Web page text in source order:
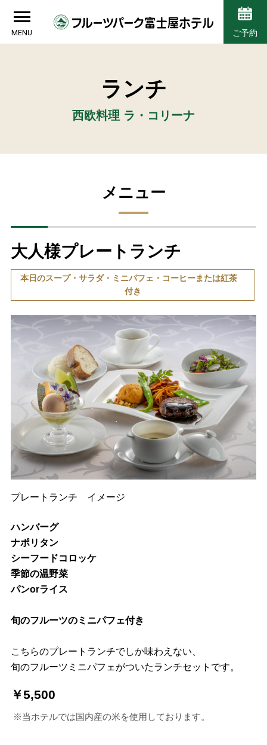
MENU ご予約
ランチ
西欧料理 ラ・コリーナ
メニュー
大人様プレートランチ
本日のスープ・サラダ・ミニパフェ・コーヒーまたは紅茶
付き
プレートランチ イメージ
ハンバーグ
ナポリタン
シーフードコロッケ
季節の温野菜
パンorライス
旬のフルーツのミニパフェ付き
こちらのプレートランチでしか味わえない、
旬のフルーツミニパフェがついたランチセットです。
￥5,500
※当ホテルでは国内産の米を使用しております。